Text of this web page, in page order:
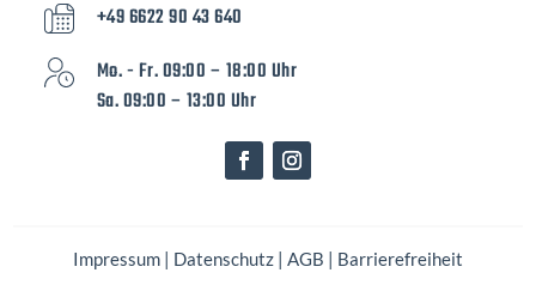
+49 6622 90 43 640
Mo. - Fr. 09:00 – 18:00 Uhr
Sa. 09:00 – 13:00 Uhr
Impressum | Datenschutz | AGB | Barrierefreiheit